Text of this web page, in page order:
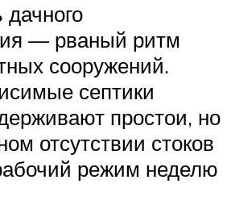
— рваный ритм
сооружений.
септики
простои, но
отсутствии стоков
режим неделю